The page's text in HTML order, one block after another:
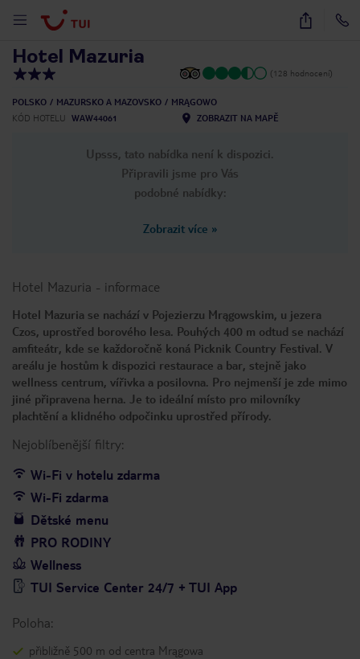
24
Hotel Mazuria
(128 hodnocení)
POLSKO MAZURSKO A MAZOVSKO
MRĄGOWO
KÓD HOTELU
WAW44061 ZOBRAZIT NA MAPĚ
Upsss, tato nabídka není k dispozici.
Připravili jsme pro Vás
podobné nabídky:
Zobrazit více »
Hotel Mazuria - informace
Hotel Mazuria se nachází v Pojezierzu Mrągowskim, u jezera
Czos, uprostřed borového lesa. Pouhých 400 m odtud se nachází
amfiteátr, kde se každoročně koná Picknik Country Festival. V
areálu je hostům k dispozici restaurace a bar, stejně jako
wellness centrum, vířivka a posilovna. Pro nejmenší je zde mimo
jiné připravena herna. Je to ideální místo pro milovníky
plachtění a klidného odpočinku uprostřed přírody.
Nejoblíbenější filtry:
Wi-Fi v hotelu zdarma
Wi-Fi zdarma
Dětské menu
PRO RODINY
Wellness
TUI Service Center 24/7 + TUI App
Poloha:
přibližně 500 m od centra Mrągowa